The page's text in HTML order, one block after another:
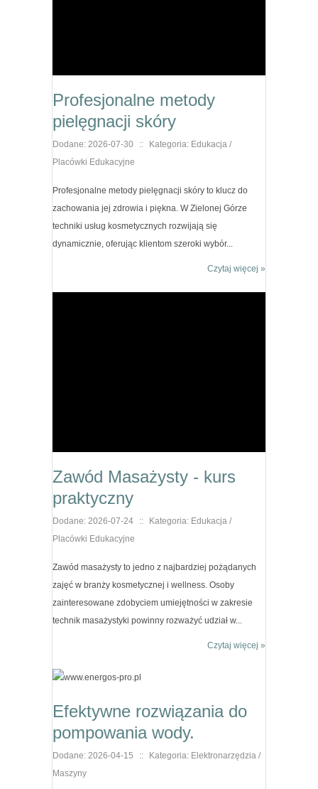
Profesjonalne metody
pielęgnacji skóry
Dodane: 2026-07-30 ::
Kategoria: Edukacja /
Placówki Edukacyjne
Profesjonalne metody pielęgnacji skóry to klucz do
zachowania jej zdrowia i piękna. W Zielonej Górze
techniki usług kosmetycznych rozwijają się
dynamicznie, oferując klientom szeroki wybór...
Czytaj więcej »
Zawód Masażysty - kurs
praktyczny
Dodane: 2026-07-24 ::
Kategoria: Edukacja /
Placówki Edukacyjne
Zawód masażysty to jedno z najbardziej pożądanych
zajęć w branży kosmetycznej i wellness. Osoby
zainteresowane zdobyciem umiejętności w zakresie
technik masażystyki powinny rozważyć udział w...
Czytaj więcej »
Efektywne rozwiązania do
pompowania wody.
Dodane: 2026-04-15 ::
Kategoria: Elektronarzędzia /
Maszyny